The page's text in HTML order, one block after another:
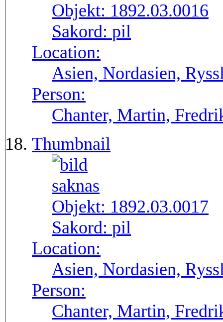
Objekt: 1892.03.0016
Sakord: pil
Location:
Asien, Nordasien,
Person:
Chanter, Martin,
Thumbnail
Objekt: 1892.03.0017
Sakord: pil
Location:
Asien, Nordasien,
Person:
Chanter, Martin,